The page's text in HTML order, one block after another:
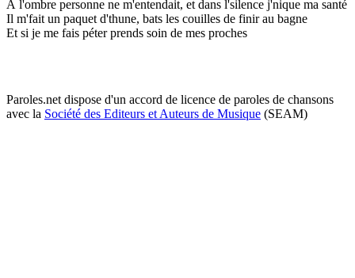
À l'ombre personne ne m'entendait, et dans l'silence j'nique ma santé
Il m'fait un paquet d'thune, bats les couilles de finir au bagne
Et si je me fais péter prends soin de mes proches
Paroles.net dispose d'un accord de licence de paroles de chansons
avec la Société des Editeurs et Auteurs de Musique (SEAM)